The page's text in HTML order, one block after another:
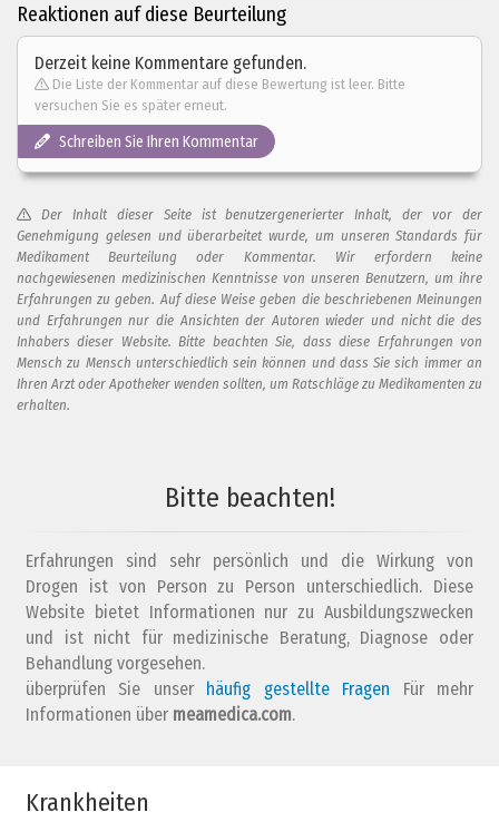
Reaktionen auf diese Beurteilung
Derzeit keine Kommentare gefunden.
Die Liste der Kommentar auf diese Bewertung ist leer. Bitte
versuchen Sie es später erneut.
Schreiben Sie Ihren Kommentar
Der Inhalt dieser Seite ist benutzergenerierter Inhalt, der vor der
Genehmigung gelesen und überarbeitet wurde, um unseren Standards für
Medikament Beurteilung oder Kommentar. Wir erfordern keine
nachgewiesenen medizinischen Kenntnisse von unseren Benutzern, um ihre
Erfahrungen zu geben. Auf diese Weise geben die beschriebenen Meinungen
und Erfahrungen nur die Ansichten der Autoren wieder und nicht die des
Inhabers dieser Website. Bitte beachten Sie, dass diese Erfahrungen von
Mensch zu Mensch unterschiedlich sein können und dass Sie sich immer an
Ihren Arzt oder Apotheker wenden sollten, um Ratschläge zu Medikamenten zu
erhalten.
Wie lautet deine E-Mail Adresse?
Lösen Sie die folgende Rechnung und zeigen Sie, dass Sie kein
Roboter sind:8 + 25
Bitte beachten!
Erfahrungen sind sehr persönlich und die Wirkung von
Drogen ist von Person zu Person unterschiedlich. Diese
Website bietet Informationen nur zu Ausbildungszwecken
und ist nicht für medizinische Beratung, Diagnose oder
Behandlung vorgesehen.
überprüfen Sie unser häufig gestellte Fragen Für mehr
Informationen über meamedica.com.
Krankheiten